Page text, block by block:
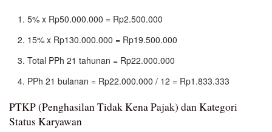
5% x Rp50.000.000 = Rp2.500.000
15% x Rp130.000.000 = Rp19.500.000
Total PPh 21 tahunan = Rp22.000.000
PPh 21 bulanan = Rp22.000.000 / 12 = Rp1.833.333
PTKP (Penghasilan Tidak Kena Pajak) dan Kategori
Status Karyawan